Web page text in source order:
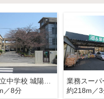
城陽市立中学校 城陽中学校
／8分
業務スーパ
約218m／